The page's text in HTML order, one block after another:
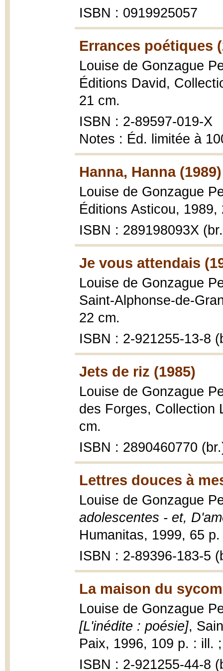
ISBN : 0919925057
Errances poétiques
Louise de Gonzague
Éditions David,
21 cm.
ISBN : 2-89597-019-X
Notes : Éd. limitée à
Hanna, Hanna (1989)
Louise de Gonzague
Éditions Asticou, 1989,
ISBN : 289198093X
Je vous attendais
Louise de Gonzague
Saint-Alphonse-de-
22 cm.
ISBN : 2-921255-13-8
Jets de riz (1985)
Louise de Gonzague
des Forges, Collection
cm.
ISBN : 2890460770
Lettres douces à
Louise de Gonzague
adolescentes - et,
Humanitas, 1999, 65
ISBN : 2-89396-183-5
La maison du
Louise de Gonzague
[L'inédite : poésie],
Paix, 1996, 109 p. : ill.
ISBN : 2-921255-44-8